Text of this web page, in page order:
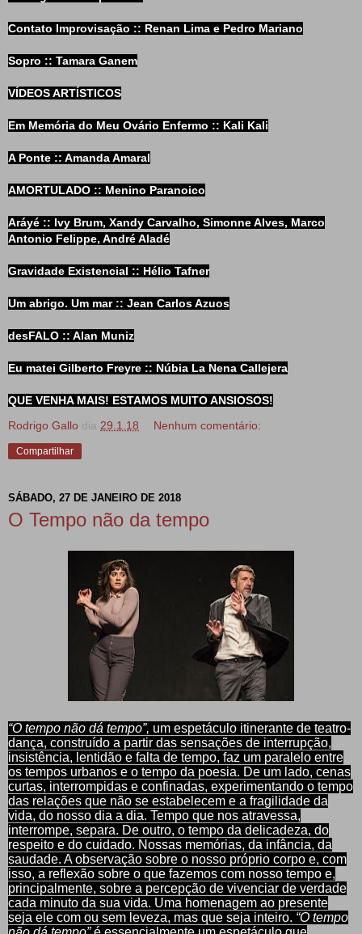
Contato Improvisação :: Renan Lima e Pedro Mariano
Sopro :: Tamara Ganem
VÍDEOS ARTÍSTICOS
Em Memória do Meu Ovário Enfermo :: Kali Kali
A Ponte :: Amanda Amaral
AMORTULADO :: Menino Paranoico
Aráyé :: Ivy Brum, Xandy Carvalho, Simonne Alves, Marco
Antonio Felippe, André Aladé
Gravidade Existencial :: Hélio Tafner
Um abrigo. Um mar :: Jean Carlos Azuos
desFALO :: Alan Muniz
Eu matei Gilberto Freyre :: Núbia La Nena Callejera
QUE VENHA MAIS! ESTAMOS MUITO ANSIOSOS!
Rodrigo Gallo dia 29.1.18 Nenhum comentário:
Compartilhar
SÁBADO, 27 DE JANEIRO DE 2018
O Tempo não da tempo
“O tempo não dá tempo”, um espetáculo itinerante de teatro-
dança, construído a partir das sensações de interrupção,
insistência, lentidão e falta de tempo, faz um paralelo entre
os tempos urbanos e o tempo da poesia. De um lado, cenas
curtas, interrompidas e confinadas, experimentando o tempo
das relações que não se estabelecem e a fragilidade da
vida, do nosso dia a dia. Tempo que nos atravessa,
interrompe, separa. De outro, o tempo da delicadeza, do
respeito e do cuidado. Nossas memórias, da infância, da
saudade. A observação sobre o nosso próprio corpo e, com
isso, a reflexão sobre o que fazemos com nosso tempo e,
principalmente, sobre a percepção de vivenciar de verdade
cada minuto da sua vida. Uma homenagem ao presente
seja ele com ou sem leveza, mas que seja inteiro. “O tempo